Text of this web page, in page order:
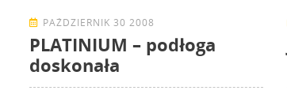
PAŹDZIERNIK 30 2008
PLATINIUM – podłoga
doskonała